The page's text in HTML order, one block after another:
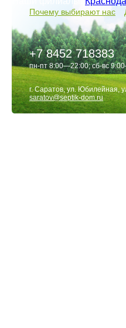
Почему выбирают нас
+7 8452 718383
пн-пт 8:00—22:00; сб-вс
г. Саратов, ул. Юбилейная,
saratov@septik-dom.ru